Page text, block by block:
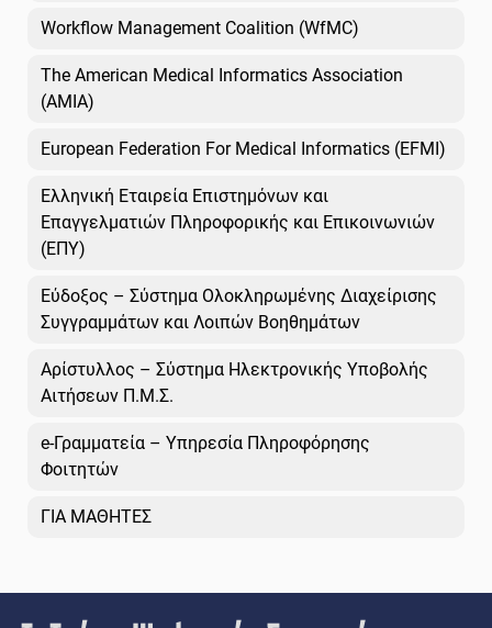
Workflow Management Coalition (WfMC)
The American Medical Informatics Association
(AMIA)
European Federation For Medical Informatics (EFMI)
Ελληνική Εταιρεία Επιστημόνων και
Επαγγελματιών Πληροφορικής και Επικοινωνιών
(ΕΠΥ)
Εύδοξος – Σύστημα Ολοκληρωμένης Διαχείρισης
Συγγραμμάτων και Λοιπών Βοηθημάτων
Αρίστυλλος – Σύστημα Ηλεκτρονικής Υποβολής
Αιτήσεων Π.Μ.Σ.
e-Γραμματεία – Υπηρεσία Πληροφόρησης
Φοιτητών
ΓΙΑ ΜΑΘΗΤΕΣ